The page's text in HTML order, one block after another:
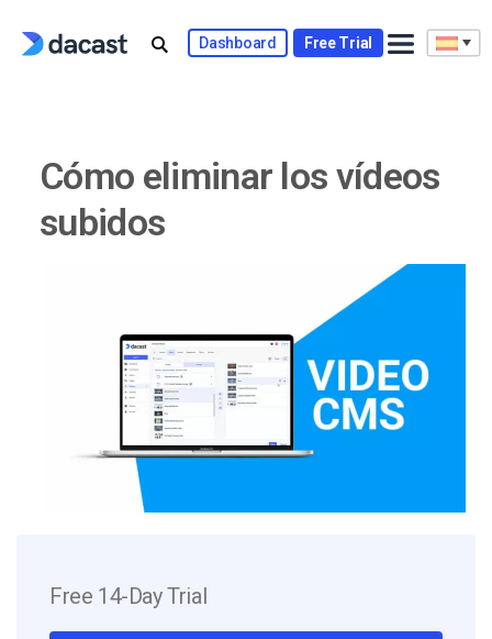
Dashboard Free Trial
Cómo eliminar los vídeos
subidos
Free 14-Day Trial